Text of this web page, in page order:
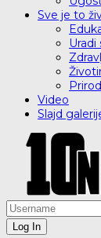
Sve je to
Uradi
Video
Slajd